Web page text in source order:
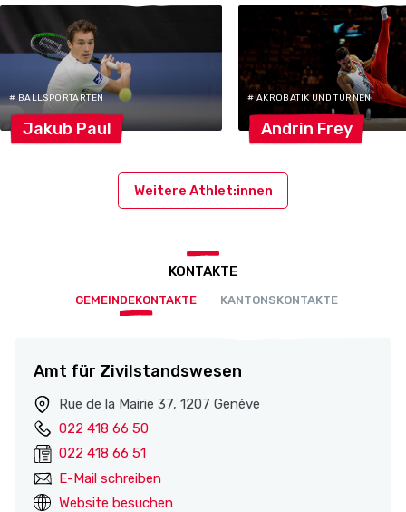
# BALLSPORTARTEN
Jakub Paul
# AKROBATIK UND TURNEN
Andrin Frey
Weitere Athlet:innen
KONTAKTE
GEMEINDEKONTAKTE KANTONSKONTAKTE
Amt für Zivilstandswesen
Rue de la Mairie 37, 1207 Genève
022 418 66 50
022 418 66 51
E-Mail schreiben
Website besuchen